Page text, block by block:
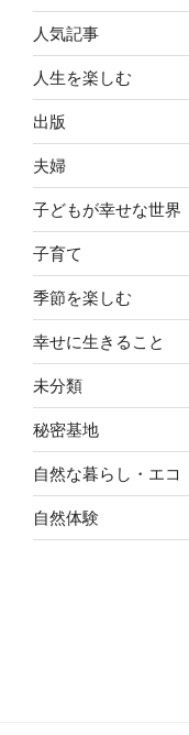
人気記事
人生を楽しむ
出版
夫婦
子どもが幸せな世界
子育て
季節を楽しむ
幸せに生きること
未分類
秘密基地
自然な暮らし・エコ
自然体験